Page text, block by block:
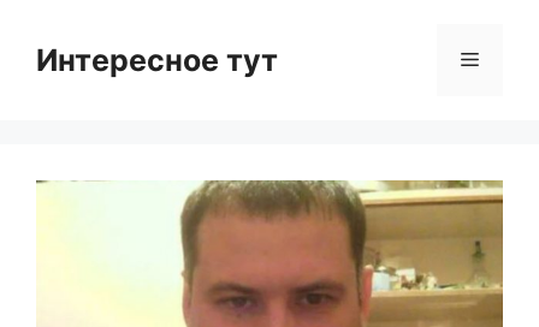
contentИнтересное тут Menu